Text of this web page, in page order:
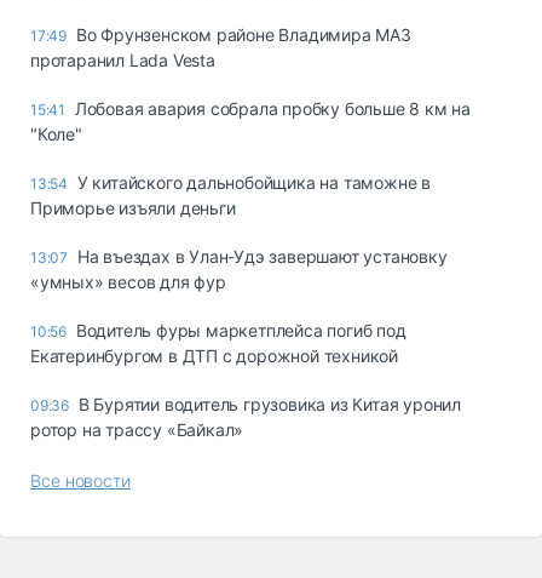
17:49 Во Фрунзенском районе Владимира МАЗ
протаранил Lada Vesta
15:41
Лобовая авария собрала пробку больше 8 км на
"Коле"
13:54 У китайского дальнобойщика на таможне в
Приморье изъяли деньги
13:07
Ha въeздax в Улaн-Удэ зaвepшaют ycтaнoвкy
«yмныx» вecoв для фyp
10:56 Водитель фуры маркетплейса погиб под
Екатеринбургом в ДТП с дорожной техникой
09:36 В Бурятии водитель грузовика из Китая уронил
ротор на трассу «Байкал»
Все новости